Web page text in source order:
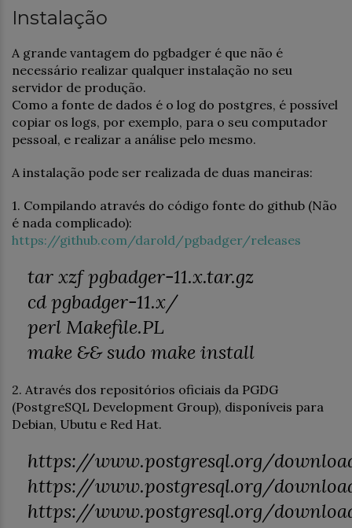
Instalação
A grande vantagem do pgbadger é que não é
necessário realizar qualquer instalação no seu
servidor de produção.
Como a fonte de dados é o log do postgres, é possível
copiar os logs, por exemplo, para o seu computador
pessoal, e realizar a análise pelo mesmo.
A instalação pode ser realizada de duas maneiras:
1. Compilando através do código fonte do github (Não
é nada complicado):
https://github.com/darold/pgbadger/releases
tar xzf pgbadger-11.x.tar.gz
cd pgbadger-11.x/
perl Makefile.PL
make && sudo make install
2. Através dos repositórios oficiais da PGDG
(PostgreSQL Development Group), disponíveis para
Debian, Ubutu e Red Hat.
https://www.postgresql.org/
https://www.postgresql.org/
https://www.postgresql.org/